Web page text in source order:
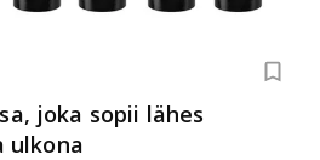
joka sopii lähes
ulkona